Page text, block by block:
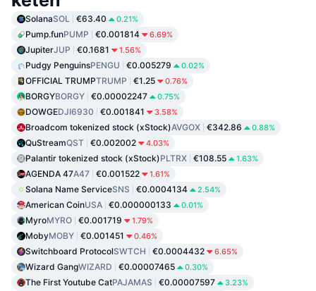
SolanaSOL €63.40 0.21%
Pump.funPUMP €0.001814 6.69%
JupiterJUP €0.1681 1.56%
Pudgy PenguinsPENGU €0.005279 0.02%
OFFICIAL TRUMPTRUMP €1.25 0.76%
BORGYBORGY €0.00002247 0.75%
DOWGEDJI6930 €0.001841 3.58%
Broadcom tokenized stock (xStock)AVGOX €342.86 0.88%
QuStreamQST €0.002002 4.03%
Palantir tokenized stock (xStock)PLTRX €108.55 1.63%
AGENDA 47A47 €0.001522 1.61%
Solana Name ServiceSNS €0.0004134 2.54%
American CoinUSA €0.000000133 0.01%
MyroMYRO €0.001719 1.79%
MobyMOBY €0.001451 0.46%
Switchboard ProtocolSWTCH €0.0004432 6.65%
Wizard GangWIZARD €0.00007465 0.30%
The First Youtube CatPAJAMAS €0.00007597 3.23%